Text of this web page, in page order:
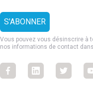
Vous pouvez vous désinscrire à
nos informations de contact
FacebookFacebook